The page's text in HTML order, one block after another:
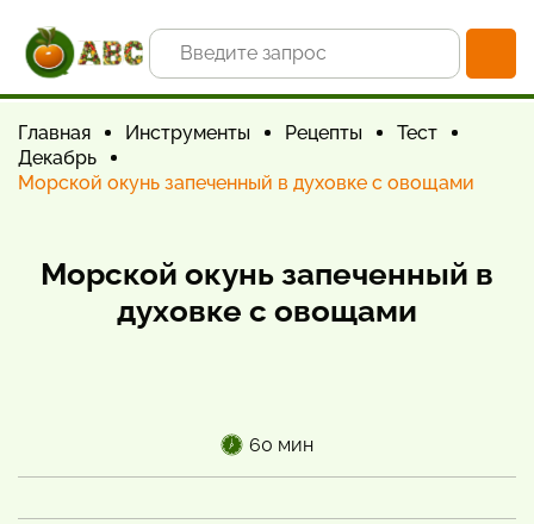
Главная Инструменты Рецепты
Тест
Декабрь
Морской окунь запеченный в духовке с овощами
Морской окунь запеченный в
духовке с овощами
60 мин